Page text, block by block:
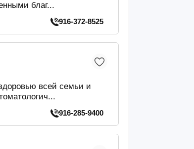
благ...
916-372-8525
всей семьи и
916-285-9400